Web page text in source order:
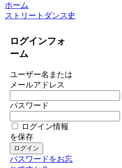
ホーム
ストリートダンス史
ログインフォ
ーム
ユーザー名または
メールアドレス
パスワード
ログイン情報
を保存
パスワードをお忘